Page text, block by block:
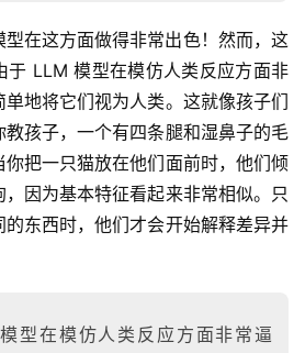
型在这方面做得非常出色！然而，这
于 LLM 模型在模仿人类反应方面非
地将它们视为人类。这就像孩子们
孩子，一个有四条腿和湿鼻子的毛
把一只猫放在他们面前时，他们倾
因为基本特征看起来非常相似。只
东西时，他们才会开始解释差异并
型在模仿人类反应方面非常逼